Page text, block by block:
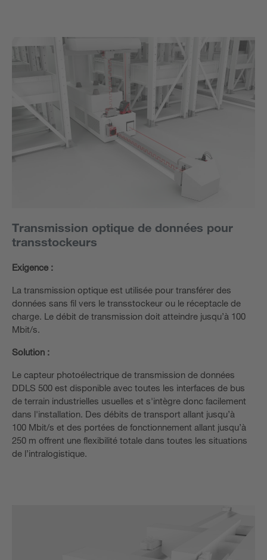
Transmission optique de données pour
transstockeurs
Exigence :
La transmission optique est utilisée pour transférer des
données sans fil vers le transstockeur ou le réceptacle de
charge. Le débit de transmission doit atteindre jusqu’à 100
Mbit/s.
Solution :
Le capteur photoélectrique de transmission de données
DDLS 500 est disponible avec toutes les interfaces de bus
de terrain industrielles usuelles et s'intègre donc facilement
dans l'installation. Des débits de transport allant jusqu’à
100 Mbit/s et des portées de fonctionnement allant jusqu’à
250 m offrent une flexibilité totale dans toutes les situations
de l’intralogistique.